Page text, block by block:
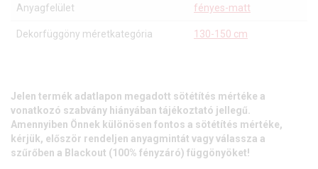
Anyagfelület fényes-matt
Dekorfüggöny méretkategória 130-150 cm
Jelen termék adatlapon megadott sötétítés mértéke a
vonatkozó szabvány hiányában tájékoztató jellegű.
Amennyiben Önnek különösen fontos a sötétítés mértéke,
kérjük, először rendeljen anyagmintát vagy válassza a
szűrőben a Blackout (100% fényzáró) függönyöket!